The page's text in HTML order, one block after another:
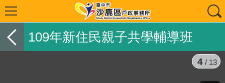
109年新住民親子共學輔導班
5 / 13